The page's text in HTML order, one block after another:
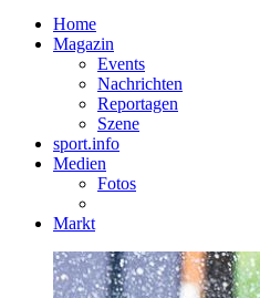
Home
Magazin
Events
Nachrichten
Reportagen
Szene
sport.info
Medien
Fotos
Markt